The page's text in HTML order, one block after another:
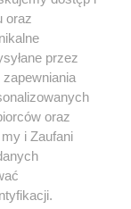
z portali
sięz nami
oraz
przez
oraz
i Zaufani